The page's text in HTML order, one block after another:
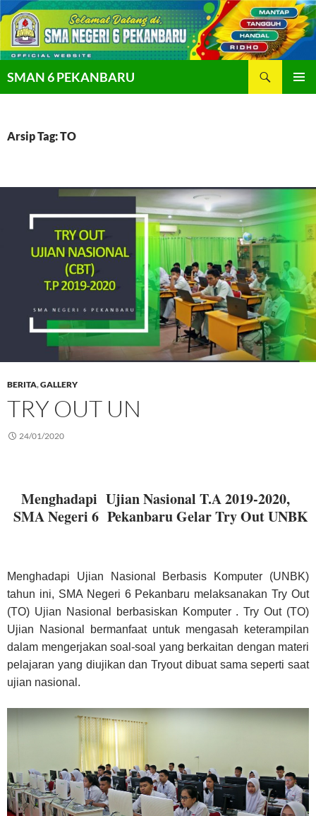
Langsung
ke
SMAN 6 PEKANBARU
Arsip Tag: TO
BERITA,GALLERY
TRY OUT UN
24/01/2020
Menghadapi Ujian Nasional T.A 2019-2020,
SMA Negeri 6 Pekanbaru Gelar Try Out UNBK
Menghadapi Ujian Nasional Berbasis Komputer (UNBK)
tahun ini, SMA Negeri 6 Pekanbaru melaksanakan Try Out
(TO) Ujian Nasional berbasiskan Komputer . Try Out (TO)
Ujian Nasional bermanfaat untuk mengasah keterampilan
dalam mengerjakan soal-soal yang berkaitan dengan materi
pelajaran yang diujikan dan Tryout dibuat sama seperti saat
ujian nasional.